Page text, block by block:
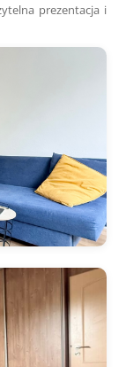
prezentacja i